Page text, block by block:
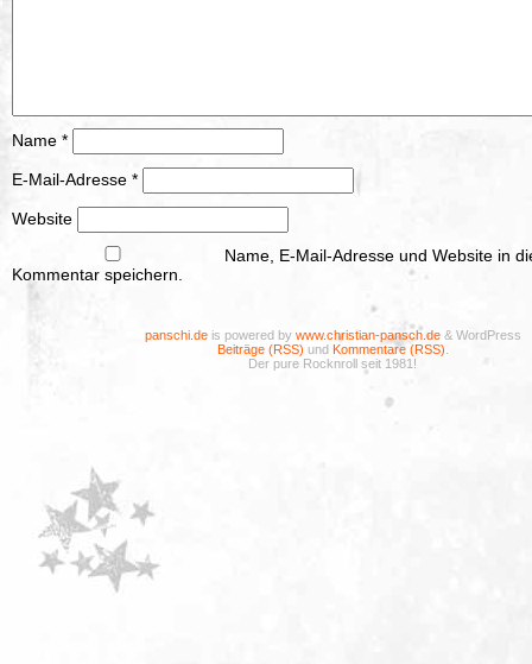
Name *
E-Mail-Adresse *
Website
Name, E-Mail-Adresse und Website in
Kommentar speichern.
panschi.deis powered by www.christian-pansch.de& WordPress
Beiträge (RSS) und Kommentare (RSS)
Der pure Rocknroll seit 1981!